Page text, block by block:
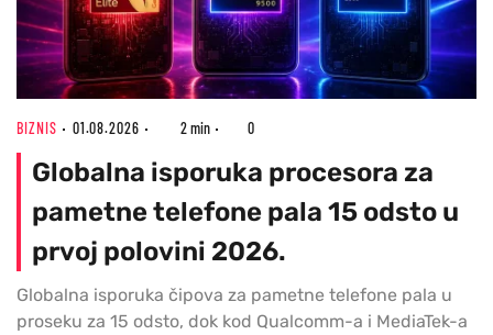
BIZNIS 01.08.2026 2 min 0
Globalna isporuka procesora za
pametne telefone pala 15 odsto u
prvoj polovini 2026.
Globalna isporuka čipova za pametne telefone pala u
proseku za 15 odsto, dok kod Qualcomm-a i MediaTek-a